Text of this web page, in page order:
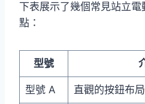
下表展示了幾個常見站立
點：
型號
型號 A 直觀的按鈕布